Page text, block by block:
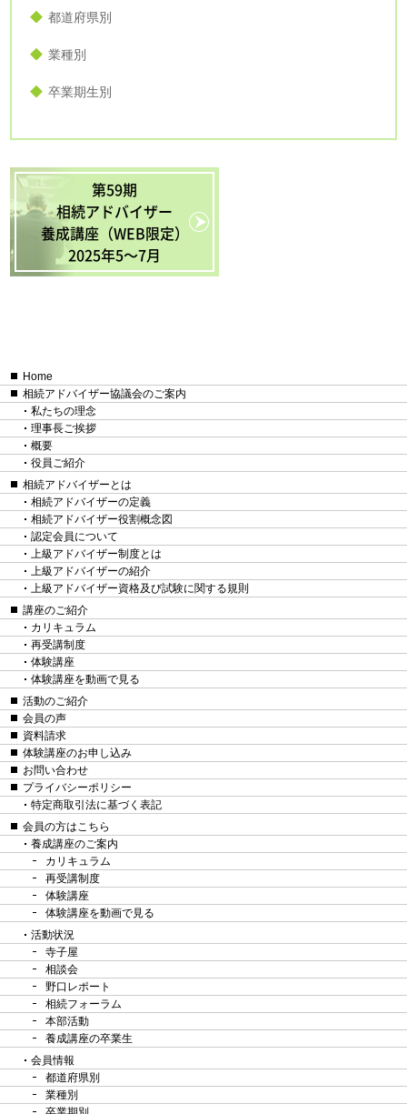
都道府県別
業種別
卒業期生別
第59期
相続アドバイザー
養成講座（WEB限定）
2025年5〜7月
Home
相続アドバイザー協議会のご案内
私たちの理念
理事長ご挨拶
概要
役員ご紹介
相続アドバイザーとは
相続アドバイザーの定義
相続アドバイザー役割概念図
認定会員について
上級アドバイザー制度とは
上級アドバイザーの紹介
上級アドバイザー資格及び試験に関する規則
講座のご紹介
カリキュラム
再受講制度
体験講座
体験講座を動画で見る
活動のご紹介
会員の声
資料請求
体験講座のお申し込み
お問い合わせ
プライバシーポリシー
特定商取引法に基づく表記
会員の方はこちら
養成講座のご案内
カリキュラム
再受講制度
体験講座
体験講座を動画で見る
活動状況
寺子屋
相談会
野口レポート
相続フォーラム
本部活動
養成講座の卒業生
会員情報
都道府県別
業種別